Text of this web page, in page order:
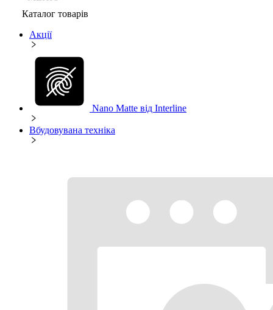
Каталог товарів
Акції
Nano Matte від Interline
Вбудовувана техніка